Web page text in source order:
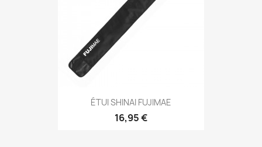
 Aperçu rapide
ÉTUI SHINAI FUJIMAE
16,95 €